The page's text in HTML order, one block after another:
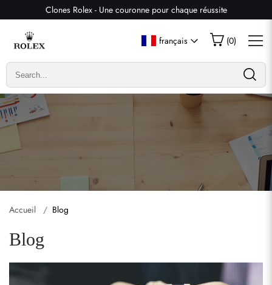
Clones Rolex - Une couronne pour chaque réussite
français (0)
Accueil Blog
Blog